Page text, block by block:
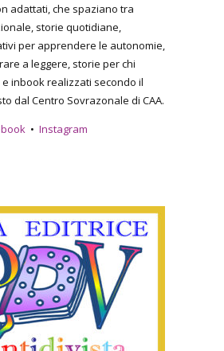
adattati, che spaziano tra
storie quotidiane,
per apprendere le autonomie,
a leggere, storie per chi
inbook realizzati secondo il
dal Centro Sovrazonale di CAA.
• Instagram